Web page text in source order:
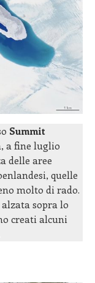
Summit
a fine luglio
delle aree
quelle
molto di rado.
sopra lo
creati alcuni